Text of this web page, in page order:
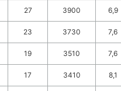
27 3900 6,9
23 3730 7,6
19 3510 7,6
17 3410 8,1